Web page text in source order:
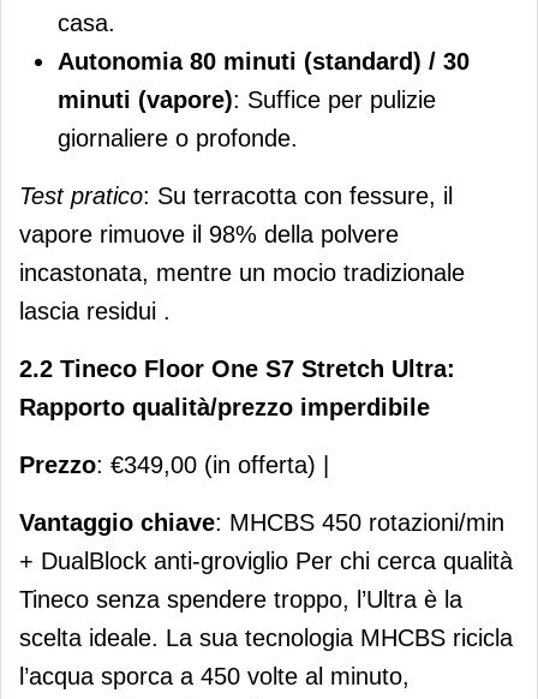
casa.
Autonomia 80 minuti (standard) / 30
minuti (vapore): Suffice per pulizie
giornaliere o profonde.
Test pratico: Su terracotta con fessure, il
vapore rimuove il 98% della polvere
incastonata, mentre un mocio tradizionale
lascia residui .
2.2 Tineco Floor One S7 Stretch Ultra:
Rapporto qualità/prezzo imperdibile
Prezzo: €349,00 (in offerta) |
Vantaggio chiave: MHCBS 450 rotazioni/min
+ DualBlock anti-groviglio Per chi cerca qualità
Tineco senza spendere troppo, l’Ultra è la
scelta ideale. La sua tecnologia MHCBS ricicla
l’acqua sporca a 450 volte al minuto,